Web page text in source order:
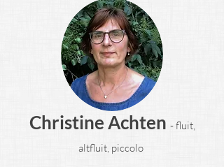
Christine Achten -fluit,
altfluit, piccolo